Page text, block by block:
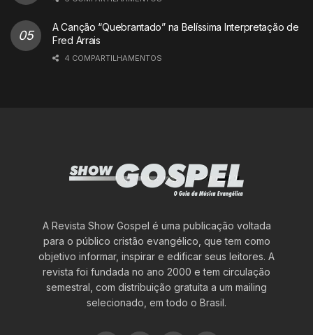
A Canção “Quebrantado” na Belíssima Interpretação de
Fred Arrais
4 COMPARTILHAMENTOS
A Revista Show Gospel é uma publicação voltada
para o público cristão evangélico, que tem como
objetivo informar, inspirar e edificar seus leitores. A
revista foi fundada no ano 2000 e tem circulação
semestral, com distribuição gratuita a um mailing
selecionado, em todo o Brasil.